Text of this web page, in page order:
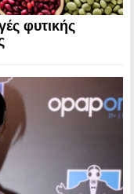
φυτικής